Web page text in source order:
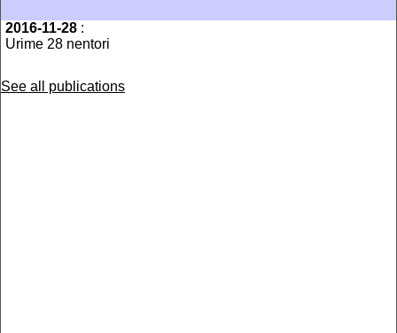
2016-11-28 :
Urime 28 nentori
See all publications